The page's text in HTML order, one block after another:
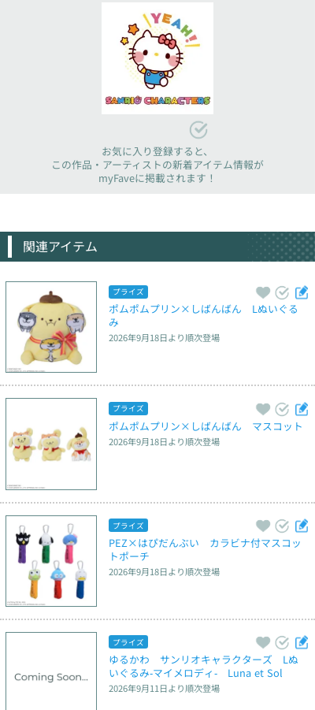
お気に入り登録すると、
この作品・アーティストの新着アイテム情報が
myFaveに掲載されます！
関連アイテム
プライズ
ポムポムプリン×しばんばん　Lぬいぐる
み
2026年9月18日より順次登場
プライズ
ポムポムプリン×しばんばん　マスコット
2026年9月18日より順次登場
プライズ
PEZ×はぴだんぶい　カラビナ付マスコッ
トポーチ
2026年9月18日より順次登場
プライズ
ゆるかわ　サンリオキャラクターズ　Lぬ
いぐるみ‐マイメロディ‐　Luna et Sol
2026年9月11日より順次登場